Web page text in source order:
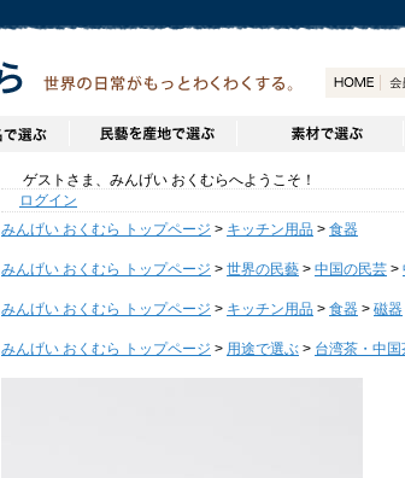
ゲストさま、みんげい おくむらへようこそ！
ログイン
みんげい おくむら トップページ > キッチン用品 > 食器
みんげい おくむら トップページ > 世界の民藝 > 中国の民芸 >
みんげい おくむら トップページ > キッチン用品 > 食器 > 磁器
みんげい おくむら トップページ > 用途で選ぶ > 台湾茶・中国